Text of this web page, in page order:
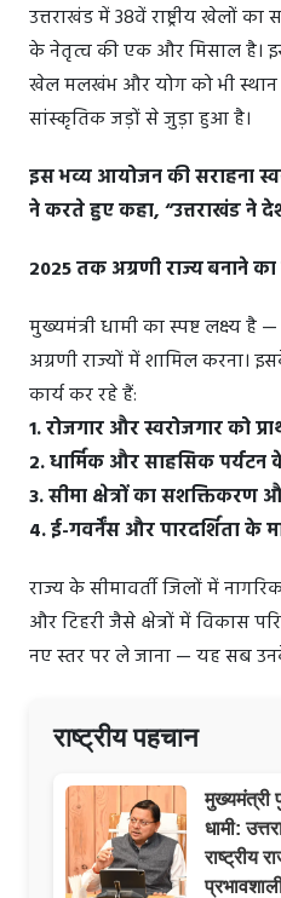
उत्तराखंड में 38वें राष्ट्रीय खेलों
के नेतृत्व की एक और मिसाल है।
खेल मलखंभ और योग को भी स्थान
सांस्कृतिक जड़ों से जुड़ा हुआ है।
इस भव्य आयोजन की सराहना
ने करते हुए कहा, “उत्तराखंड ने
2025 तक अग्रणी राज्य बनाने
मुख्यमंत्री धामी का स्पष्ट लक्ष्य
अग्रणी राज्यों में शामिल करना।
कार्य कर रहे हैं:
1. रोजगार और स्वरोजगार को
2. धार्मिक और साहसिक
3. सीमा क्षेत्रों का सशक्तिकरण
4. ई-गवर्नेंस और पारदर्शिता के
राज्य के सीमावर्ती जिलों में
और टिहरी जैसे क्षेत्रों में विकास
नए स्तर पर ले जाना — यह सब
राष्ट्रीय पहचान
मुख्यमंत्री
धामी:
राष्ट्रीय